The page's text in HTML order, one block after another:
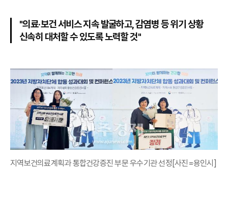
"의료·보건 서비스 지속 발굴하고, 감염병 등 위기 상황
신속히 대처할 수 있도록 노력할 것"
지역보건의료계획과 통합건강증진 부문 우수기관 선정[사진=용인시]